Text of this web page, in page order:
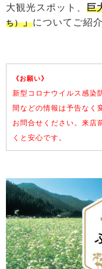
大観光スポット、 巨
ち）」についてご紹
《お願い》
新型コロナウイルス感染
間などの情報は予告なく
お問合せください。来店
くと安心です。